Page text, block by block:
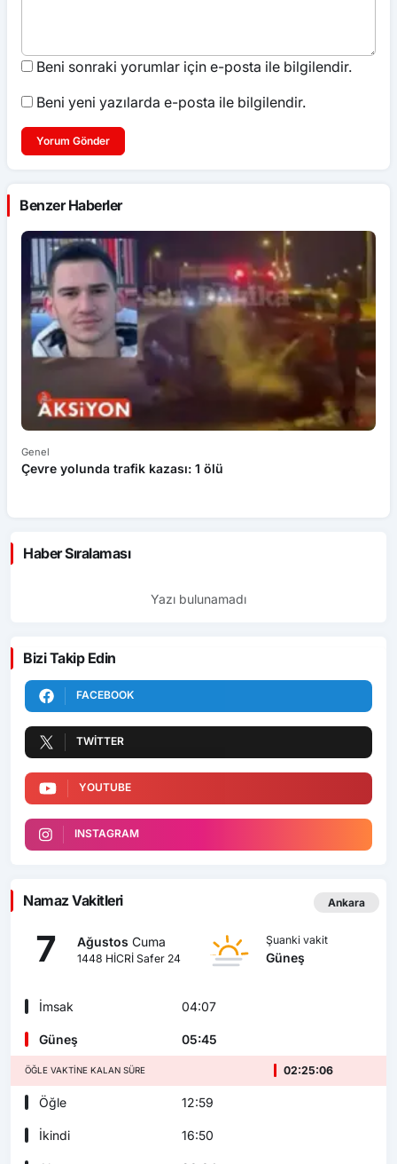
Beni sonraki yorumlar için e-posta ile bilgilendir.
Beni yeni yazılarda e-posta ile bilgilendir.
Yorum Gönder
Benzer Haberler
Genel
Çevre yolunda trafik kazası: 1 ölü
Haber Sıralaması
Yazı bulunamadı
Bizi Takip Edin
FACEBOOK
TWITTER
YOUTUBE
INSTAGRAM
Namaz Vakitleri Ankara
7 Ağustos Cuma
1448 HİCRİ Safer 24
Şuanki vakit
Güneş
İmsak 04:07
Güneş 05:45
ÖĞLE VAKTINE KALAN SÜRE 02:25:05
Öğle 12:59
İkindi 16:50